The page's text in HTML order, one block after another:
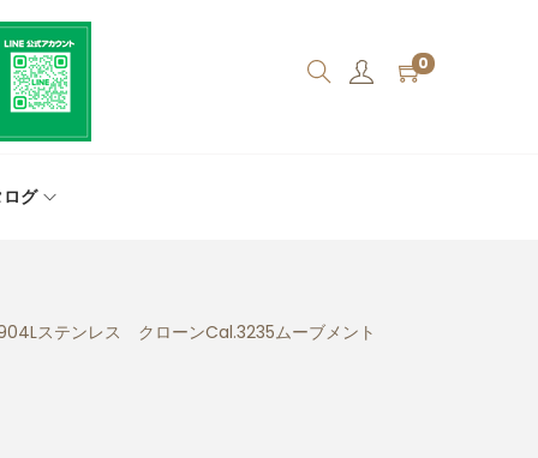
0
グ
ステンレス クローンCal.3235ムーブメント